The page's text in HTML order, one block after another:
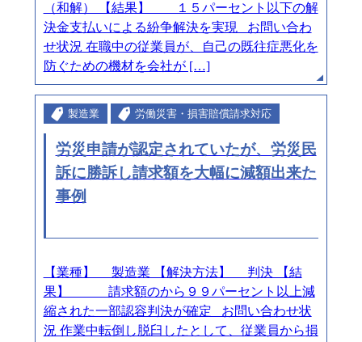
（和解） 【結果】 １５パーセント以下の解
決金支払いによる紛争解決を実現 お問い合わ
せ状況 在職中の従業員が、自己の既往症悪化を
防ぐための機材を会社が […]
製造業 労働災害・損害賠償請求対応
労災申請が認定されていたが、労災民
訴に勝訴し請求額を大幅に減額出来た
事例
【業種】 製造業 【解決方法】 判決 【結
果】 請求額のから９９パーセント以上減
縮された一部認容判決が確定 お問い合わせ状
況 作業中転倒し脱臼したとして、従業員から損